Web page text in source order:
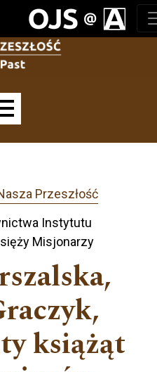
Przeszłość
Instytutu
Misjonarzy
książąt